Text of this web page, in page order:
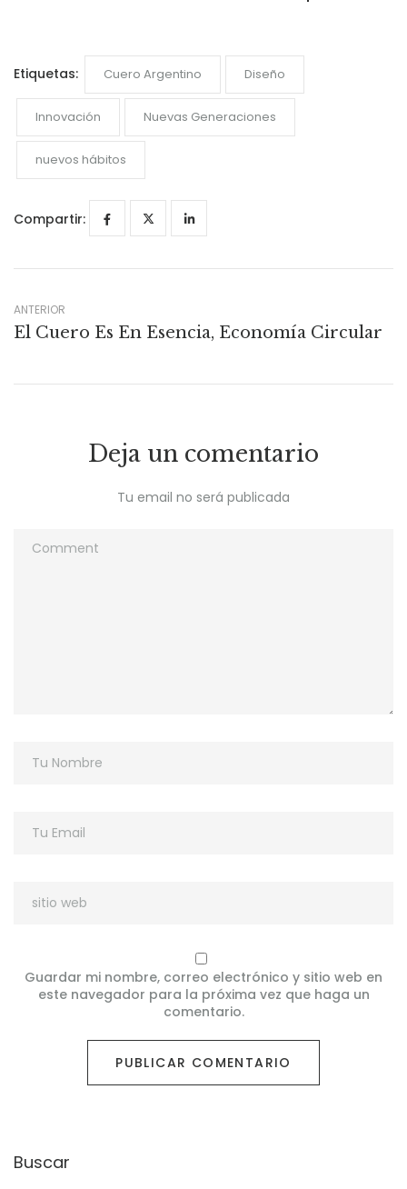
Buscar
Etiquetas: Cuero Argentino Diseño
Innovación Nuevas Generaciones
nuevos hábitos
Compartir:
ANTERIOR
El Cuero Es En Esencia, Economía Circular
Deja un comentario
Tu email no será publicada
Guardar mi nombre, correo electrónico y sitio web en
este navegador para la próxima vez que haga un
comentario.